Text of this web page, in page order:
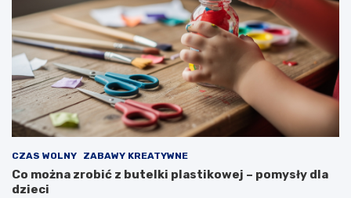
CZAS WOLNY ZABAWY KREATYWNE
Co można zrobić z butelki plastikowej – pomysły dla
dzieci